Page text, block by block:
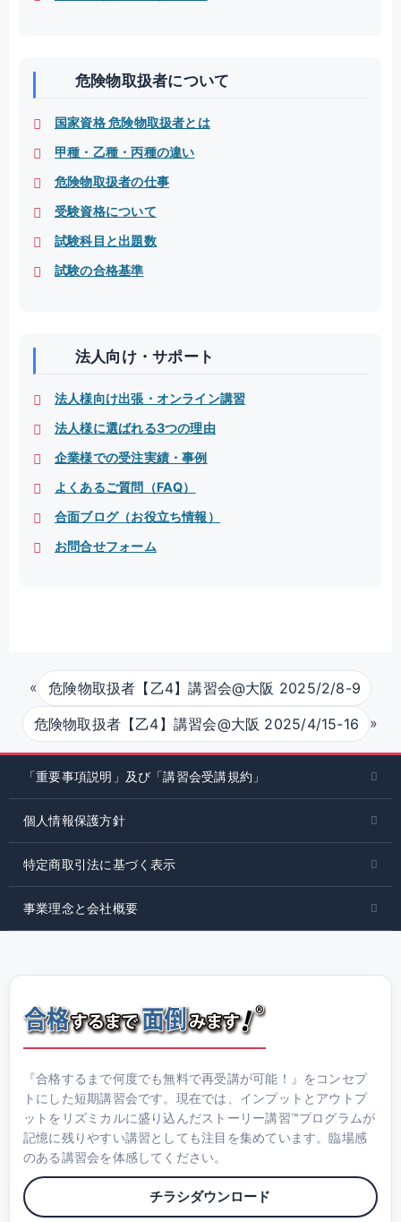
危険物取扱者について
国家資格 危険物取扱者とは
甲種・乙種・丙種の違い
危険物取扱者の仕事
受験資格について
試験科目と出題数
試験の合格基準
法人向け・サポート
法人様向け出張・オンライン講習
法人様に選ばれる3つの理由
企業様での受注実績・事例
よくあるご質問（FAQ）
合面ブログ（お役立ち情報）
お問合せフォーム
«
危険物取扱者【乙4】講習会@大阪 2025/2/8-9
危険物取扱者【乙4】講習会@大阪 2025/4/15-16
»
「重要事項説明」及び「講習会受講規約」
個人情報保護方針
特定商取引法に基づく表示
事業理念と会社概要
『合格するまで何度でも無料で再受講が可能！』をコンセプ
トにした短期講習会です。現在では、インプットとアウトプ
ットをリズミカルに盛り込んだストーリー講習™プログラムが
記憶に残りやすい講習としても注目を集めています。臨場感
のある講習会を体感してください。
チラシダウンロード